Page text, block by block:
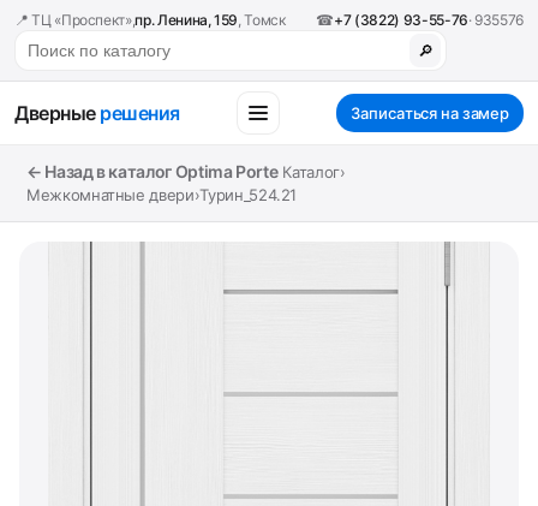
📍 ТЦ «Проспект»,пр. Ленина, 159, Томск ☎+7 (3822) 93-55-76· 935576
🔎
Дверные решения Записаться на замер
← Назад в каталог Optima Porte Каталог›
Межкомнатные двери›Турин_524.21